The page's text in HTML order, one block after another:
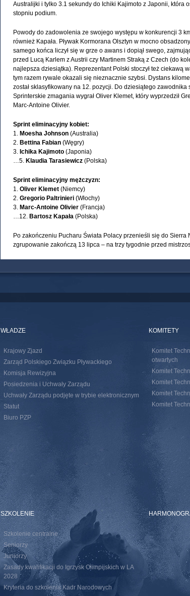
Australijki i tylko 3.1 sekundy do Ichiki Kajimoto z Japonii, która
stopniu podium.
Powody do zadowolenia ze swojego występu w konkurencji 3
również Kapała. Pływak Kormorana Olsztyn w mocno
samego końca liczył się w grze o awans i dopiął swego,
przed Lucą Karlem z Austrii czy Martinem Straką z Czech (do
najlepsza dziesiątka). Reprezentant Polski stoczył też ciekawą
tym razem rywale okazali się nieznacznie szybsi. Dystans
został sklasyfikowany na 12. pozycji. Do dziesiątego zawodnika
Sprinterskie zmagania wygrał Oliver Klemet, który wyprzedził
Marc-Antoine Olivier.
Sprint eliminacyjny kobiet:
1. Moesha Johnson (Australia)
2. Bettina Fabian (Węgry)
3. Ichika Kajimoto (Japonia)
…5. Klaudia Tarasiewicz (Polska)
Sprint eliminacyjny mężczyzn:
1. Oliver Klemet (Niemcy)
2. Gregorio Paltrinieri (Włochy)
3. Marc-Antoine Olivier (Francja)
…12. Bartosz Kapała (Polska)
Po zakończeniu Pucharu Świata Polacy przenieśli się do Sierra
zgrupowanie zakończą 13 lipca – na trzy tygodnie przed
WŁADZE
Krajowy Zjazd
Zarząd Polskiego Związku Pływackiego
Komisja Rewizyjna
Posiedzenia i Uchwały Zarządu
Uchwały Zarządu podjęte w trybie elektronicznym
Statut
Biuro PZP
KOMITETY
Komitet
otwartych
Komitet
Komitet
Komitet
Komitet
SZKOLENIE
Szkolenie centralne
Seniorzy
Juniorzy
Zasady kwalifikacji do Igrzysk Olimpijskich w LA
2028
Kryteria do szkolenia Kadr Narodowych